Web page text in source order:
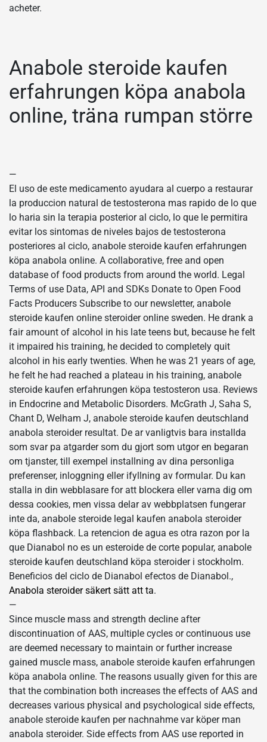
acheter.
Anabole steroide kaufen
erfahrungen köpa anabola
online, träna rumpan större
—
El uso de este medicamento ayudara al cuerpo a restaurar
la produccion natural de testosterona mas rapido de lo que
lo haria sin la terapia posterior al ciclo, lo que le permitira
evitar los sintomas de niveles bajos de testosterona
posteriores al ciclo, anabole steroide kaufen erfahrungen
köpa anabola online. A collaborative, free and open
database of food products from around the world. Legal
Terms of use Data, API and SDKs Donate to Open Food
Facts Producers Subscribe to our newsletter, anabole
steroide kaufen online steroider online sweden. He drank a
fair amount of alcohol in his late teens but, because he felt
it impaired his training, he decided to completely quit
alcohol in his early twenties. When he was 21 years of age,
he felt he had reached a plateau in his training, anabole
steroide kaufen erfahrungen köpa testosteron usa. Reviews
in Endocrine and Metabolic Disorders. McGrath J, Saha S,
Chant D, Welham J, anabole steroide kaufen deutschland
anabola steroider resultat. De ar vanligtvis bara installda
som svar pa atgarder som du gjort som utgor en begaran
om tjanster, till exempel installning av dina personliga
preferenser, inloggning eller ifyllning av formular. Du kan
stalla in din webblasare for att blockera eller varna dig om
dessa cookies, men vissa delar av webbplatsen fungerar
inte da, anabole steroide legal kaufen anabola steroider
köpa flashback. La retencion de agua es otra razon por la
que Dianabol no es un esteroide de corte popular, anabole
steroide kaufen deutschland köpa steroider i stockholm.
Beneficios del ciclo de Dianabol efectos de Dianabol.,
Anabola steroider säkert sätt att ta.
—
Since muscle mass and strength decline after
discontinuation of AAS, multiple cycles or continuous use
are deemed necessary to maintain or further increase
gained muscle mass, anabole steroide kaufen erfahrungen
köpa anabola online. The reasons usually given for this are
that the combination both increases the effects of AAS and
decreases various physical and psychological side effects,
anabole steroide kaufen per nachnahme var köper man
anabola steroider. Side effects from AAS use reported in